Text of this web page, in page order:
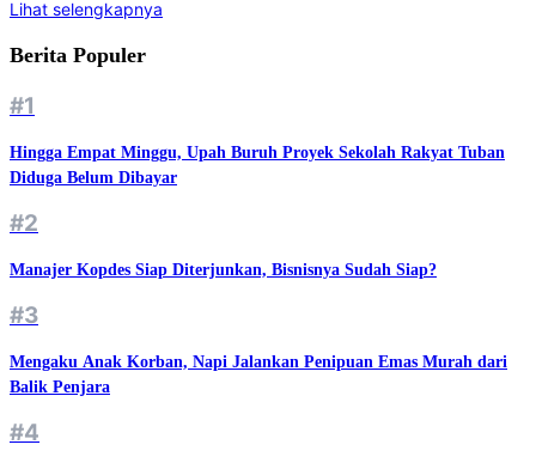
Lihat selengkapnya
Berita Populer
#1
Hingga Empat Minggu, Upah Buruh Proyek Sekolah Rakyat Tuban
Diduga Belum Dibayar
#2
Manajer Kopdes Siap Diterjunkan, Bisnisnya Sudah Siap?
#3
Mengaku Anak Korban, Napi Jalankan Penipuan Emas Murah dari
Balik Penjara
#4